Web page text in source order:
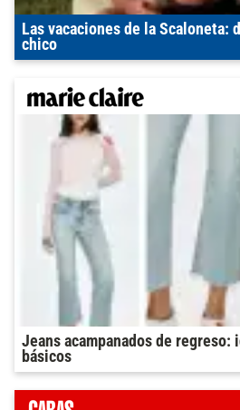
Las vacaciones de la Scaloneta:
chico
Jeans acampanados de regreso:
básicos